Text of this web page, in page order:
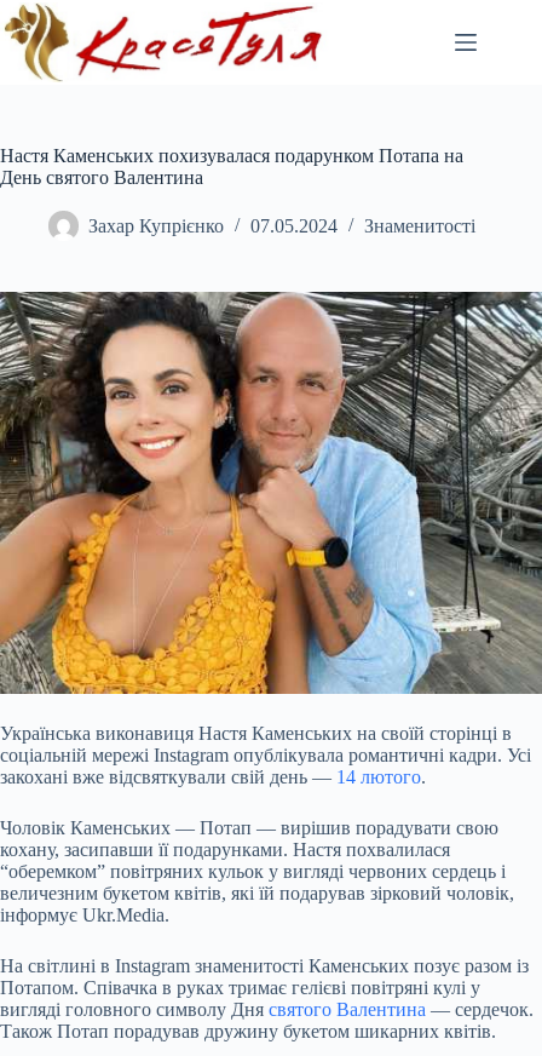
Перейти
до
вмісту
Настя Каменських похизувалася подарунком Потапа на
День святого Валентина
Захар Купрієнко 07.05.2024 Знаменитості
Українська виконавиця Настя Каменських на своїй сторінці в
соціальній мережі Instagram опублікувала романтичні кадри. Усі
закохані вже відсвяткували свій день — 14 лютого.
Чоловік Каменських — Потап — вирішив порадувати свою
кохану, засипавши її подарунками. Настя похвалилася
“оберемком” повітряних кульок у вигляді червоних сердець і
величезним букетом квітів, які їй подарував зірковий чоловік,
інформує Ukr.Media.
На світлині в Instagram знаменитості Каменських позує разом із
Потапом. Співачка в руках тримає гелієві повітряні кулі у
вигляді головного символу Дня святого Валентина — сердечок.
Також Потап порадував дружину букетом шикарних квітів.